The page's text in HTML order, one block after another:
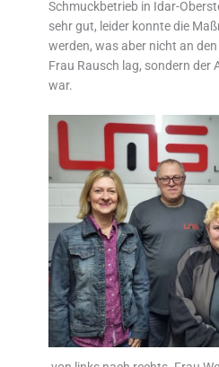
Schmuckbetrieb in Idar-
sehr gut, leider konnte die
werden, was aber nicht an
Frau Rausch lag, sondern der
war.